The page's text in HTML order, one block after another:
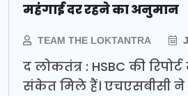
महंगाई दर रहने का अनुमान
TEAM THE LOKTANTRA
द लोकतंत्र : HSBC की
संकेत मिले हैं। एचएसबीसी ने